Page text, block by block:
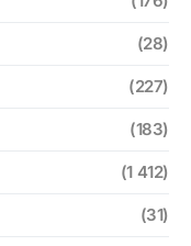
(28)
(227)
(183)
(1 412)
(31)